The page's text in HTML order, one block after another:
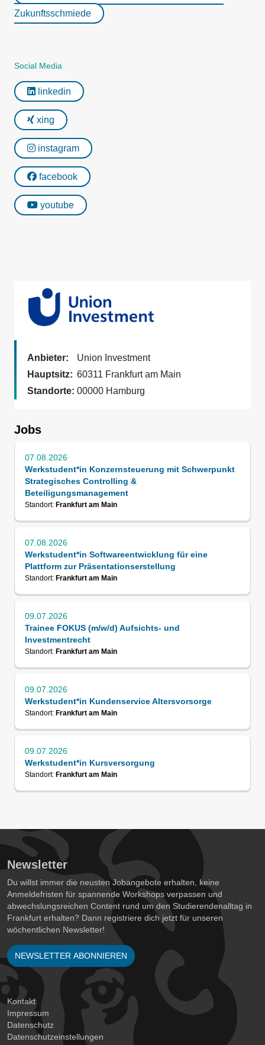
Zukunftsschmiede
Social Media
linkedin
xing
instagram
facebook
youtube
Anbieter:
Union Investment
Hauptsitz: 60311 Frankfurt am Main
Standorte: 00000 Hamburg
Jobs
07.08.2026
Werkstudent*in Konzernsteuerung mit Schwerpunkt
Strategisches Controlling &
Beteiligungsmanagement
Standort: Frankfurt am Main
07.08.2026
Werkstudent*in Softwareentwicklung für eine
Plattform zur Präsentationserstellung
Standort: Frankfurt am Main
09.07.2026
Trainee FOKUS (m/w/d) Aufsichts- und
Investmentrecht
Standort: Frankfurt am Main
09.07.2026
Werkstudent*in Kundenservice Altersvorsorge
Standort: Frankfurt am Main
09.07.2026
Werkstudent*in Kursversorgung
Standort: Frankfurt am Main
Newsletter
Du willst immer die neusten Jobangebote erhalten, keine
Anmeldefristen für spannende Workshops verpassen und
abwechslungsreichen Content rund um den Studierendenalltag in
Frankfurt erhalten? Dann registriere dich jetzt für unseren
wöchentlichen Newsletter!
NEWSLETTER ABONNIEREN
Kontakt
Impressum
Datenschutz
Datenschutzeinstellungen